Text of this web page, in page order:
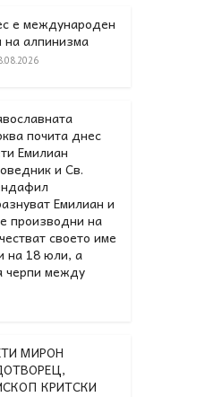
е международен
на алпинизма
почита днес
Емилиан
и Св.
Емилиан и
производни на
своето име
на 18 юли, а
черпи между
МИРОН
КРИТСКИ